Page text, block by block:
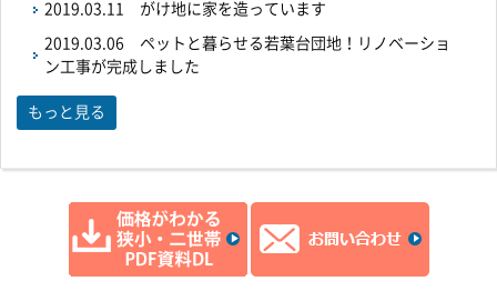
2019.03.11 がけ地に家を造っています
2019.03.06 ペットと暮らせる若葉台団地！リノベーショ
ン工事が完成しました
もっと見る